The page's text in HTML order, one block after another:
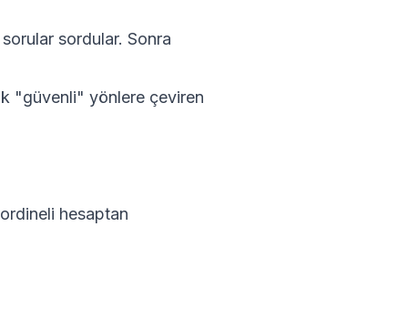
sordular. Sonra
"güvenli" yönlere çeviren
hesaptan